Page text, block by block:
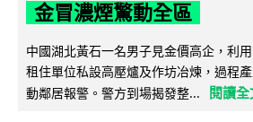
金冒濃煙驚動全區
中國湖北黃石一名男子見金價高企，利
租住單位私設高壓爐及作坊冶煉，過程
動鄰居報警。警方到場揭發整...
閱讀全